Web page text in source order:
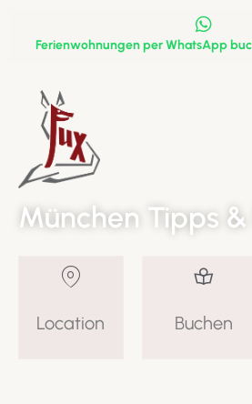
Ferienwohnungen per WhatsApp
München Tipps &
Location Buchen